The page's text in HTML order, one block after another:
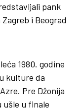
pank
i Beograd
1980. godine
kulture da
Pre Džonija
ušle u finale